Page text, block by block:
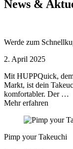
News &
Werde zum
2. April 2025
Mit HUPPQuick,
Markt, ist dein
komfortabler. Der …
Mehr erfahren
Pimp your Takeuchi